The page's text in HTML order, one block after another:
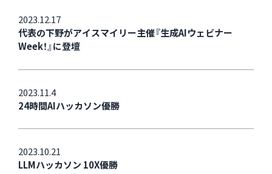
2023.12.17
代表の下野がアイスマイリー主催『生成AIウェビナー
Week！』に登壇
2023.11.4
24時間AIハッカソン優勝
2023.10.21
LLMハッカソン 10X優勝